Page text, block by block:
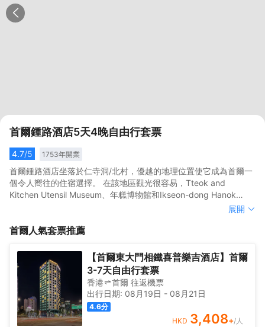
首爾鍾路酒店5天4晚自由行套票
4.7/5 1753年開業
首爾鍾路酒店坐落於仁寺洞/北村，優越的地理位置使它成為首爾一
個令人嚮往的住宿選擇。 在該地區觀光很容易，Tteok and
Kitchen Utensil Museum、年糕博物館和Ikseon-dong Hanok
Street都在酒店附近。</br>酒店對客房的裝飾十分考究，每間設施
提供了電熱水壺和瓶裝水。浴室內提供拖鞋、24小時熱水和吹風
施，旨在為旅客營造多姿多彩的住宿體驗。酒店配置有會議廳，定
能滿足您商務活動方面的需求。外國旅客可以通過多國語言工作人
員瞭解當地風土人情的相關信息。
首爾鍾路酒店坐落於仁寺洞/北村，優越的地理位置使它成為首爾一
Kitchen Utensil Museum、年糕博物館和Ikseon-dong Hanok
齊全的客房都配備有液晶電視機。有飲水需求的旅客，酒店還為您
提供了電熱水壺和瓶裝水。浴室內提供拖鞋、24小時熱水和吹風
機，讓您感受到賓至如歸的享受。</br>酒店提供的體育和休閒設
施，旨在為旅客營造多姿多彩的住宿體驗。酒店配置有會議廳，定
能滿足您商務活動方面的需求。外國旅客可以通過多國語言工作人
員瞭解當地風土人情的相關信息。
展開
首爾人氣套票推薦
【首爾東大門相鐵喜普樂吉酒店】首爾
3-7天自由行套票
香港 首爾 往返機票
出行日期: 08月19日 - 08月21日
4.6分
HKD 3,408+/人